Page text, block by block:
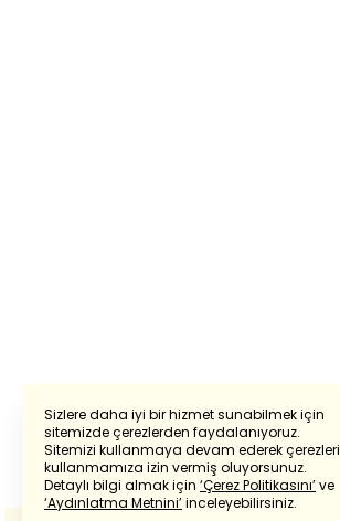
Sizlere daha iyi bir hizmet sunabilmek için
sitemizde çerezlerden faydalanıyoruz.
Sitemizi kullanmaya devam ederek çerezleri
kullanmamıza izin vermiş oluyorsunuz.
Detaylı bilgi almak için ‘Çerez Politikasını’ve
‘Aydınlatma Metnini’inceleyebilirsiniz.
Powered by Translate